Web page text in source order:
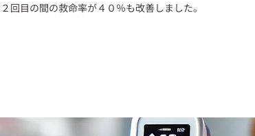
２回目の間の救命率が４０％も改善しました。